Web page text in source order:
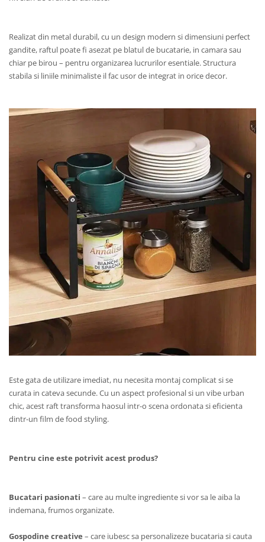
Realizat din metal durabil, cu un design modern si dimensiuni perfect
gandite, raftul poate fi asezat pe blatul de bucatarie, in camara sau
chiar pe birou – pentru organizarea lucrurilor esentiale. Structura
stabila si liniile minimaliste il fac usor de integrat in orice decor.
Este gata de utilizare imediat, nu necesita montaj complicat si se
curata in cateva secunde. Cu un aspect profesional si un vibe urban
chic, acest raft transforma haosul intr-o scena ordonata si eficienta
dintr-un film de food styling.
Pentru cine este potrivit acest produs?
Bucatari pasionati – care au multe ingrediente si vor sa le aiba la
indemana, frumos organizate.
Gospodine creative – care iubesc sa personalizeze bucataria si cauta